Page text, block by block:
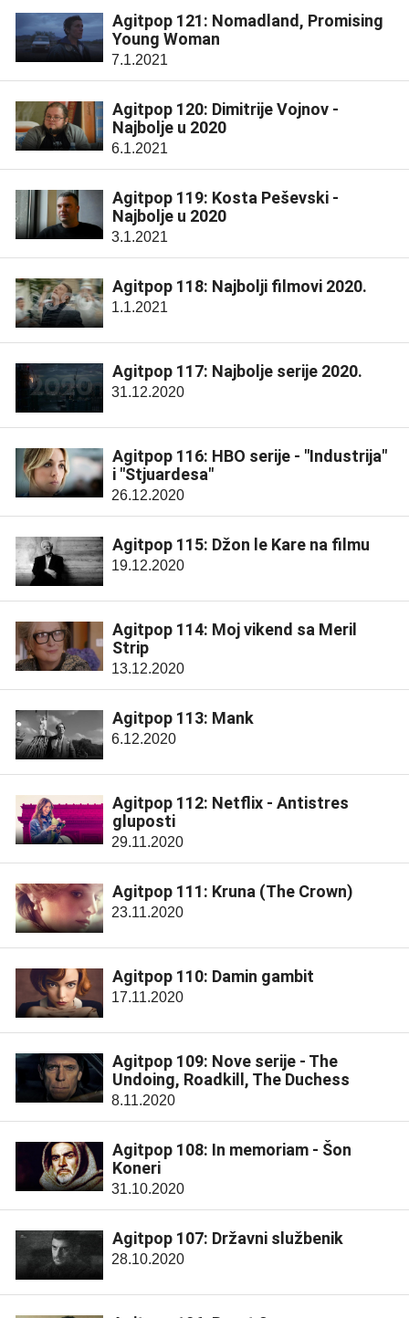
Agitpop 121: Nomadland, Promising
Young Woman
7.1.2021
Agitpop 120: Dimitrije Vojnov -
Najbolje u 2020
6.1.2021
Agitpop 119: Kosta Peševski -
Najbolje u 2020
3.1.2021
Agitpop 118: Najbolji filmovi 2020.
1.1.2021
Agitpop 117: Najbolje serije 2020.
31.12.2020
Agitpop 116: HBO serije - "Industrija"
i "Stjuardesa"
26.12.2020
Agitpop 115: Džon le Kare na filmu
19.12.2020
Agitpop 114: Moj vikend sa Meril
Strip
13.12.2020
Agitpop 113: Mank
6.12.2020
Agitpop 112: Netflix - Antistres
gluposti
29.11.2020
Agitpop 111: Kruna (The Crown)
23.11.2020
Agitpop 110: Damin gambit
17.11.2020
Agitpop 109: Nove serije - The
Undoing, Roadkill, The Duchess
8.11.2020
Agitpop 108: In memoriam - Šon
Koneri
31.10.2020
Agitpop 107: Državni službenik
28.10.2020